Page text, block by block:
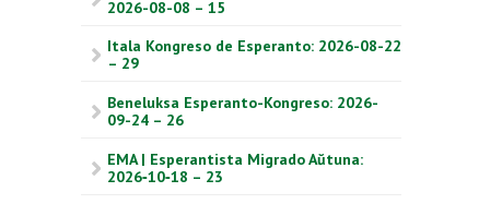
2026-08-08 – 15
Itala Kongreso de Esperanto: 2026-08-22
– 29
Beneluksa Esperanto-Kongreso: 2026-
09-24 – 26
EMA | Esperantista Migrado Aŭtuna:
2026‑10‑18 – 23